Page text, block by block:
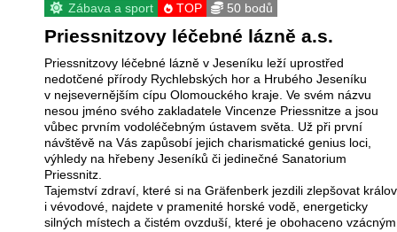
Zábava a sport TOP 50 bodů
Priessnitzovy léčebné lázně a.s.
Priessnitzovy léčebné lázně v Jeseníku leží uprostřed
nedotčené přírody Rychlebských hor a Hrubého Jeseníku
v nejsevernějším cípu Olomouckého kraje. Ve svém názvu
nesou jméno svého zakladatele Vincenze Priessnitze a jsou
vůbec prvním vodoléčebným ústavem světa. Už při první
návštěvě na Vás zapůsobí jejich charismatické genius loci,
výhledy na hřebeny Jeseníků či jedinečné Sanatorium
Priessnitz.
Tajemství zdraví, které si na Gräfenberk jezdili zlepšovat
i vévodové, najdete v pramenité horské vodě, energeticky
silných místech a čistém ovzduší, které je obohaceno vzácným